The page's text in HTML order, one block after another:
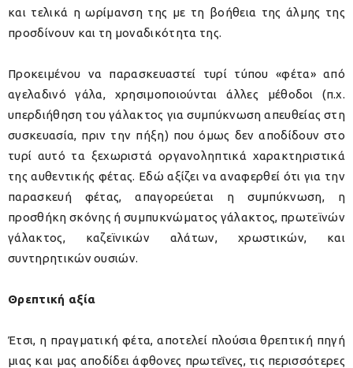
και τελικά η ωρίμανση της με τη βοήθεια της άλμης της
προσδίνουν και τη μοναδικότητα της.
Προκειμένου να παρασκευαστεί τυρί τύπου «φέτα» από
αγελαδινό γάλα, χρησιμοποιούνται άλλες μέθοδοι (π.χ.
υπερδιήθηση του γάλακτος για συμπύκνωση απευθείας στη
συσκευασία, πριν την πήξη) που όμως δεν αποδίδουν στο
τυρί αυτό τα ξεχωριστά οργανοληπτικά χαρακτηριστικά
της αυθεντικής φέτας. Εδώ αξίζει να αναφερθεί ότι για την
παρασκευή φέτας, απαγορεύεται η συμπύκνωση, η
προσθήκη σκόνης ή συμπυκνώματος γάλακτος, πρωτεϊνών
γάλακτος, καζεϊνικών αλάτων, χρωστικών, και
συντηρητικών ουσιών.
Θρεπτική αξία
Έτσι, η πραγματική φέτα, αποτελεί πλούσια θρεπτική πηγή
μιας και μας αποδίδει άφθονες πρωτεΐνες, τις περισσότερες